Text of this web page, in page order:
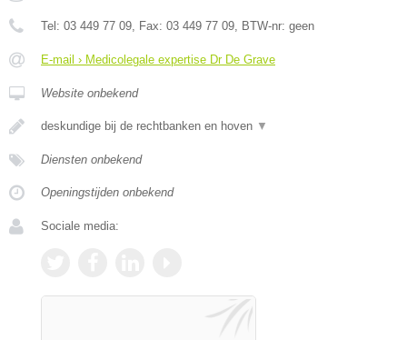
Tel: 03 449 77 09, Fax: 03 449 77 09, BTW-nr: geen
E-mail › Medicolegale expertise Dr De Grave
Website onbekend
deskundige bij de rechtbanken en hoven ▼
Diensten onbekend
Openingstijden onbekend
Sociale media: